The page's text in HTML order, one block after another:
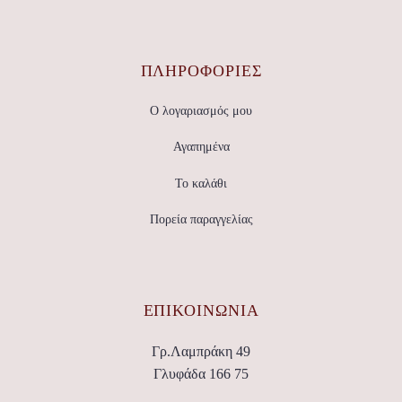
ΠΛΗΡΟΦΟΡΙΕΣ
Ο λογαριασμός μου
Αγαπημένα
Το καλάθι
Πορεία παραγγελίας
ΕΠΙΚΟΙΝΩΝΊΑ
Γρ.Λαμπράκη 49
Γλυφάδα 166 75